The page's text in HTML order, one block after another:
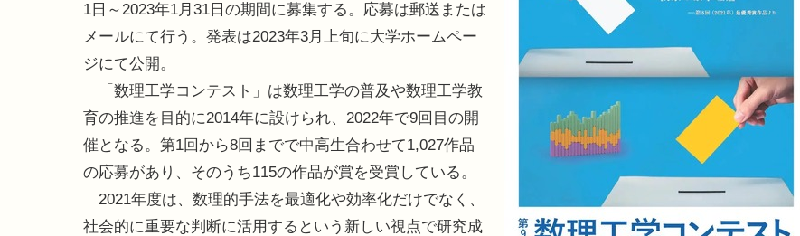
1日～2023年1月31日の期間に募集する。応募は郵送または
メールにて行う。発表は2023年3月上旬に大学ホームペー
ジにて公開。
「数理工学コンテスト」は数理工学の普及や数理工学教
育の推進を目的に2014年に設けられ、2022年で9回目の開
催となる。第1回から8回までで中高生合わせて1,027作品
の応募があり、そのうち115の作品が賞を受賞している。
2021年度は、数理的手法を最適化や効率化だけでなく、
社会的に重要な判断に活用するという新しい視点で研究成